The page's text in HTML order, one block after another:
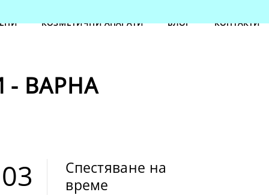
КОЗМЕТИЧНИ АПАРАТИ БЛОГ КОНТАКТИ
ВАРНА
03
Спестяване на
време